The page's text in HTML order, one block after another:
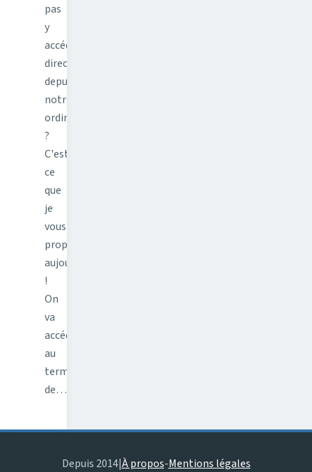
pas
y
accéder
directement
depuis
notre
ordinateur
?
C'est
ce
que
je
vous
propose
aujourd'hui
!
On
va
accéder
au
terminal
de…
Depuis 2014|À propos-Mentions légales